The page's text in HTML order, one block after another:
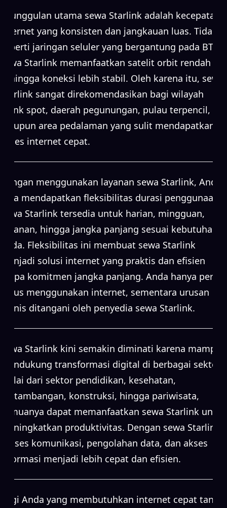
Keunggulan utama sewa Starlink adalah kecepatan
internet yang konsisten dan jangkauan luas. Tidak
seperti jaringan seluler yang bergantung pada BTS,
sewa Starlink memanfaatkan satelit orbit rendah
sehingga koneksi lebih stabil. Oleh karena itu, sewa
Starlink sangat direkomendasikan bagi wilayah
blank spot, daerah pegunungan, pulau terpencil,
maupun area pedalaman yang sulit mendapatkan
akses internet cepat.
Dengan menggunakan layanan sewa Starlink, Anda
juga mendapatkan fleksibilitas durasi penggunaan.
Sewa Starlink tersedia untuk harian, mingguan,
bulanan, hingga jangka panjang sesuai kebutuhan
Anda. Fleksibilitas ini membuat sewa Starlink
menjadi solusi internet yang praktis dan efisien
tanpa komitmen jangka panjang. Anda hanya perlu
fokus menggunakan internet, sementara urusan
teknis ditangani oleh penyedia sewa Starlink.
Sewa Starlink kini semakin diminati karena mampu
mendukung transformasi digital di berbagai sektor.
Mulai dari sektor pendidikan, kesehatan,
pertambangan, konstruksi, hingga pariwisata,
semuanya dapat memanfaatkan sewa Starlink untuk
meningkatkan produktivitas. Dengan sewa Starlink,
proses komunikasi, pengolahan data, dan akses
informasi menjadi lebih cepat dan efisien.
Bagi Anda yang membutuhkan internet cepat tanpa